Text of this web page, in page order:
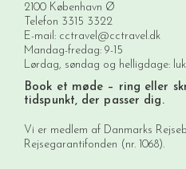
2100 København Ø
Telefon 3315 3322
E-mail: cctravel@cctravel.dk
Mandag-fredag: 9-15
Lørdag, søndag og helligdage:
Book et møde – ring eller
tidspunkt, der passer dig.
Vi er medlem af Danmarks
Rejsegarantifonden (nr. 1068).